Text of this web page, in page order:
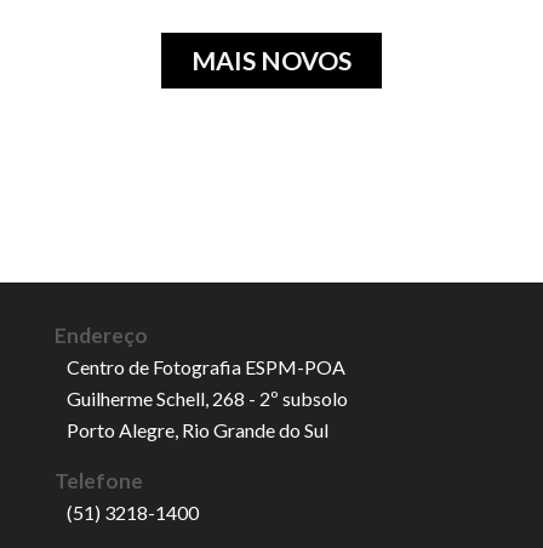
MAIS NOVOS
Endereço
Centro de Fotografia ESPM-POA
Guilherme Schell, 268 - 2º subsolo
Porto Alegre, Rio Grande do Sul
Telefone
(51) 3218-1400